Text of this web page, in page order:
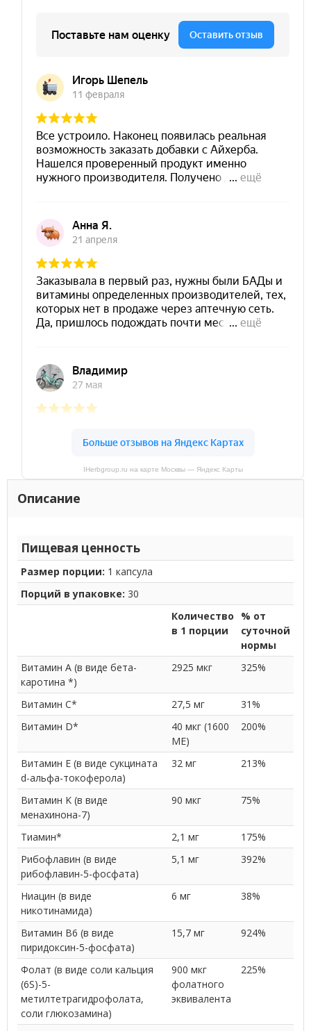
IHerbgroup.ru на карте Москвы — Яндекс Карты
Описание
Пищевая ценность
Размер порции: 1 капсула
Порций в упаковке: 30
Количество
в 1 порции
% от
суточной
нормы
Витамин A (в виде бета-
каротина *)
2925 мкг 325%
Витамин C* 27,5 мг
31%
Витамин D*
40 мкг (1600
МЕ)
200%
Витамин E (в виде сукцината
d-альфа-токоферола)
32 мг 213%
Витамин K (в виде
менахинона-7)
90 мкг 75%
Тиамин* 2,1 мг
175%
Рибофлавин (в виде
рибофлавин-5-фосфата)
5,1 мг 392%
Ниацин (в виде
никотинамида)
6 мг 38%
Витамин В6 (в виде
пиридоксин-5-фосфата)
15,7 мг 924%
Фолат (в виде соли кальция
(6S)-5-
метилтетрагидрофолата,
соли глюкозамина)
900 мкг
фолатного
эквивалента
225%